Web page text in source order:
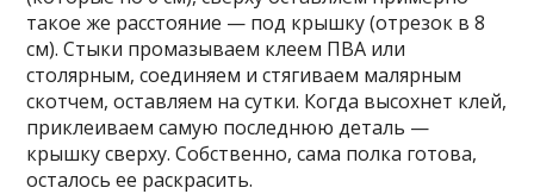
такое же расстояние — под крышку (отрезок в 8
см). Стыки промазываем клеем ПВА или
столярным, соединяем и стягиваем малярным
скотчем, оставляем на сутки. Когда высохнет клей,
приклеиваем самую последнюю деталь —
крышку сверху. Собственно, сама полка готова,
осталось ее раскрасить.